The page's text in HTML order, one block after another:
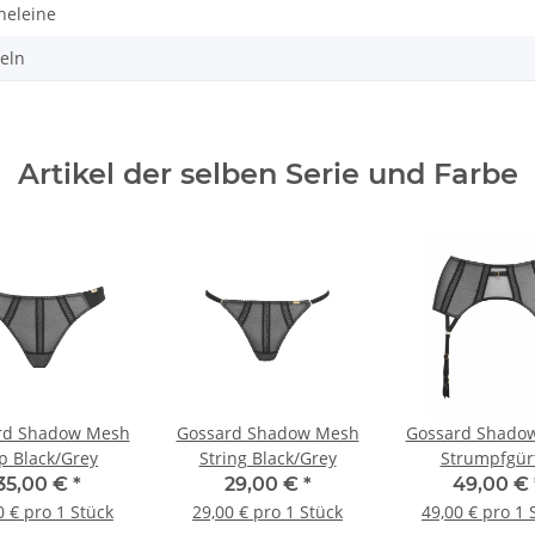
Artikel der selben Serie und Farbe
Shadow Mesh
Black/Grey
€ *
€ pro 1 Stück
Gossard Shadow Mesh
String Black/Grey
29,00 € *
29,00 € pro 1 Stück
Gossard
Black/
49,00 €
49,00 € pro 1